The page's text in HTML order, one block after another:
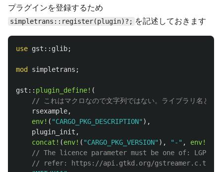
プラグインを登録するため
simpletrans::register(plugin)?; を記述しておきます
use gst :: glib;
mod simpletrans ;
gst :: plugin_define! (
// これはマクロなので文字列ではない。ライブラリ名と同
rsexample,
env! ( "CARGO_PKG_DESCRIPTION" ),
plugin_init ,
concat! (env! ( "CARGO_PKG_VERSION" ), "-" , env!
// The licence parameter must be one of: LGPL,
// refer: https://api.gtkd.org/